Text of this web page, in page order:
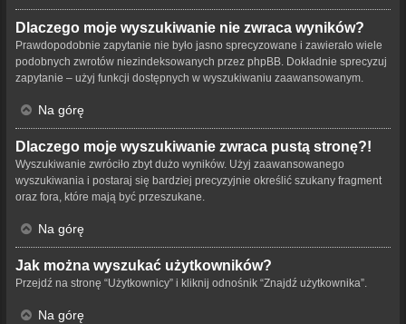
Dlaczego moje wyszukiwanie nie zwraca wyników?
Prawdopodobnie zapytanie nie było jasno sprecyzowane i zawierało wiele
podobnych zwrotów niezindeksowanych przez phpBB. Dokładnie sprecyzuj
zapytanie – użyj funkcji dostępnych w wyszukiwaniu zaawansowanym.
Na górę
Dlaczego moje wyszukiwanie zwraca pustą stronę?!
Wyszukiwanie zwróciło zbyt dużo wyników. Użyj zaawansowanego
wyszukiwania i postaraj się bardziej precyzyjnie określić szukany fragment
oraz fora, które mają być przeszukane.
Na górę
Jak można wyszukać użytkowników?
Przejdź na stronę “Użytkownicy” i kliknij odnośnik “Znajdź użytkownika”.
Na górę